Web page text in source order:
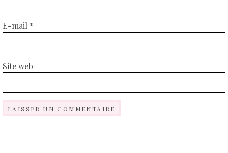
E-mail *
Site web